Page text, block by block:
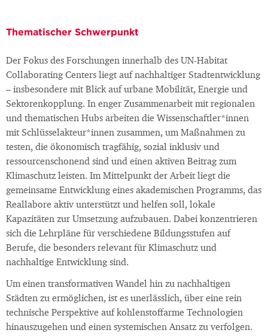
Thematischer Schwerpunkt
Der Fokus des Forschungen innerhalb des UN-Habitat
Collaborating Centers liegt auf nachhaltiger Stadtentwicklung
– insbesondere mit Blick auf urbane Mobilität, Energie und
Sektorenkopplung. In enger Zusammenarbeit mit regionalen
und thematischen Hubs arbeiten die Wissenschaftler*innen
mit Schlüsselakteur*innen zusammen, um Maßnahmen zu
testen, die ökonomisch tragfähig, sozial inklusiv und
ressourcenschonend sind und einen aktiven Beitrag zum
Klimaschutz leisten. Im Mittelpunkt der Arbeit liegt die
gemeinsame Entwicklung eines akademischen Programms, das
Reallabore aktiv unterstützt und helfen soll, lokale
Kapazitäten zur Umsetzung aufzubauen. Dabei konzentrieren
sich die Lehrpläne für verschiedene Bildungsstufen auf
Berufe, die besonders relevant für Klimaschutz und
nachhaltige Entwicklung sind.
Um einen transformativen Wandel hin zu nachhaltigen
Städten zu ermöglichen, ist es unerlässlich, über eine rein
technische Perspektive auf kohlenstoffarme Technologien
hinauszugehen und einen systemischen Ansatz zu verfolgen.